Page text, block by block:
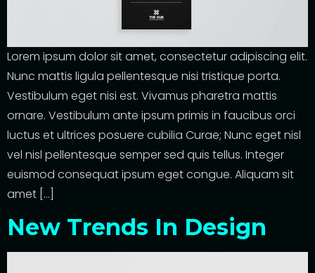
Lorem ipsum dolor sit amet, consectetur adipiscing elit.
Nunc mattis ligula pellentesque nisi tristique porta.
Vestibulum eget nisi est. Vivamus pharetra mattis
ornare. Vestibulum ante ipsum primis in faucibus orci
luctus et ultrices posuere cubilia Curae; Nunc eget nisl
vel nisl pellentesque semper sed quis tellus. Integer
euismod consequat ipsum eget congue. Aliquam sit
amet […]
New Trends In Design